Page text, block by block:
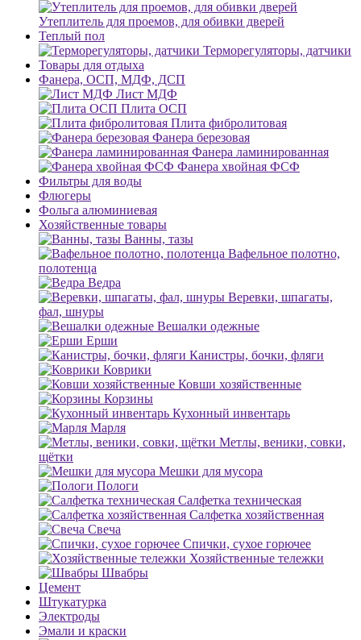
Утеплитель для проемов, для обивки дверей
Теплый пол
Терморегуляторы, датчики
Товары для отдыха
Фанера, ОСП, МДФ, ДСП
Лист МДФ
Плита ОСП
Плита фибролитовая
Фанера березовая
Фанера ламинированная
Фанера хвойная ФСФ
Фильтры для воды
Флюгеры
Фольга алюминиевая
Хозяйственные товары
Ванны, тазы
Вафельное полотно,
полотенца
Ведра
Веревки, шпагаты,
фал, шнуры
Вешалки одежные
Ерши
Канистры, бочки, фляги
Коврики
Ковши хозяйственные
Корзины
Кухонный инвентарь
Марля
Метлы, веники, совки,
щётки
Мешки для мусора
Пологи
Салфетка техническая
Салфетка хозяйственная
Свеча
Спички, сухое горючее
Хозяйственные тележки
Швабры
Цемент
Штукатурка
Электроды
Эмали и краски